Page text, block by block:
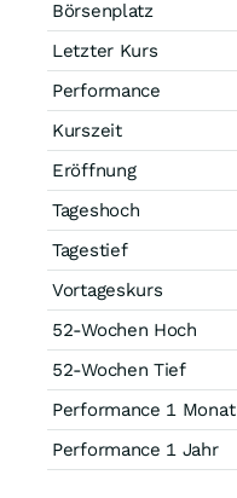
Börsenplatz
Letzter Kurs
Performance
Kurszeit
Eröffnung
Tageshoch
Tagestief
Vortageskurs
52-Wochen Hoch
52-Wochen Tief
Performance 1 Monat
Performance 1 Jahr